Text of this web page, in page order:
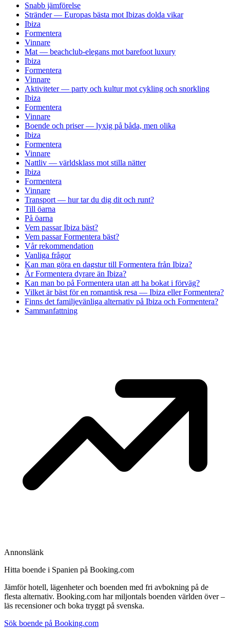
Snabb jämförelse
Stränder — Europas bästa mot Ibizas dolda vikar
Ibiza
Formentera
Vinnare
Mat — beachclub-elegans mot barefoot luxury
Ibiza
Formentera
Vinnare
Aktiviteter — party och kultur mot cykling och snorkling
Ibiza
Formentera
Vinnare
Boende och priser — lyxig på båda, men olika
Ibiza
Formentera
Vinnare
Nattliv — världsklass mot stilla nätter
Ibiza
Formentera
Vinnare
Transport — hur tar du dig dit och runt?
Till öarna
På öarna
Vem passar Ibiza bäst?
Vem passar Formentera bäst?
Vår rekommendation
Vanliga frågor
Kan man göra en dagstur till Formentera från Ibiza?
Är Formentera dyrare än Ibiza?
Kan man bo på Formentera utan att ha bokat i förväg?
Vilket är bäst för en romantisk resa — Ibiza eller Formentera?
Finns det familjevänliga alternativ på Ibiza och Formentera?
Sammanfattning
Annonslänk
Hitta boende i Spanien på Booking.com
Jämför hotell, lägenheter och boenden med fri avbokning på de
flesta alternativ. Booking.com har miljontals boenden världen över –
läs recensioner och boka tryggt på svenska.
Sök boende på Booking.com